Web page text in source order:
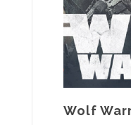
Wolf